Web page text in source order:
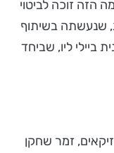
הזה זוכה לביטוי
שנעשתה בשיתוף
ביילי ליו, שביחד
שני מוזיקאים, זמר שחקן